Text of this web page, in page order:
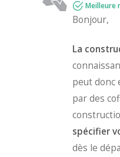
Meilleure
Bonjour,
La
peut donc
par des
spécifier
dès le